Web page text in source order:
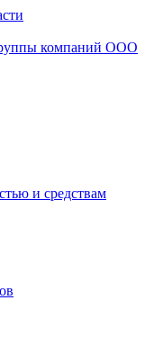
компаний ООО
и средствам